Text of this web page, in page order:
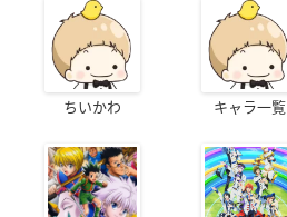
ちいかわ キャラ一覧